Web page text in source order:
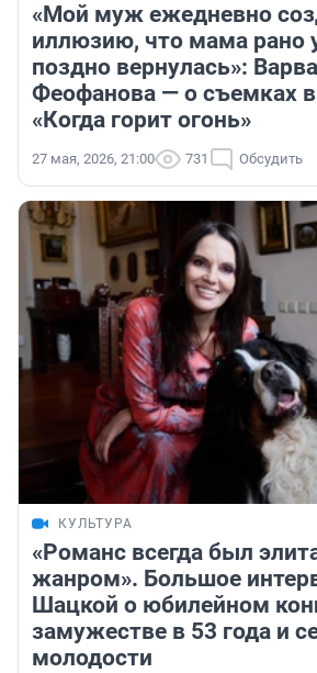
«Мой муж ежедневно
иллюзию, что мама рано
поздно вернулась»:
Феофанова — о съемках в
«Когда горит огонь»
27 мая, 2026, 21:00 731 Обсудить
КУЛЬТУРА
«Романс всегда был
жанром». Большое
Шацкой о юбилейном
замужестве в 53 года и
молодости